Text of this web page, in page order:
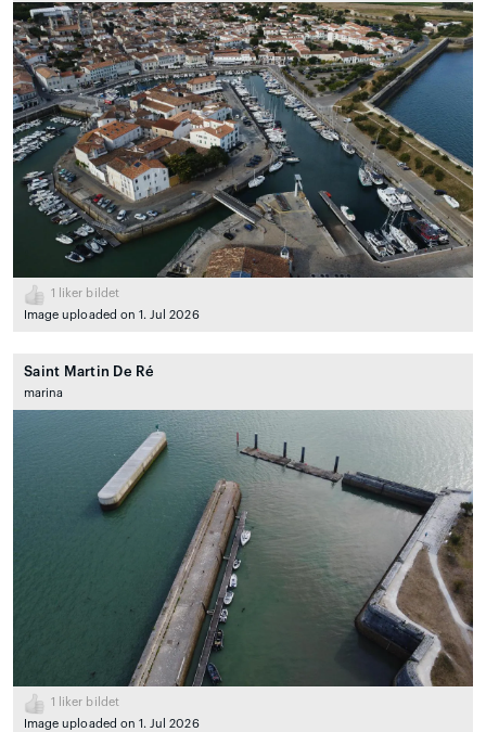
1
liker bildet
Image uploaded on 1. Jul 2026
Saint Martin De Ré
marina
1
liker bildet
Image uploaded on 1. Jul 2026